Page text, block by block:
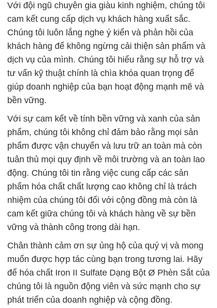
Với đội ngũ chuyên gia giàu kinh nghiệm, chúng tôi
cam kết cung cấp dịch vụ khách hàng xuất sắc.
Chúng tôi luôn lắng nghe ý kiến và phản hồi của
khách hàng để không ngừng cải thiện sản phẩm và
dịch vụ của mình. Chúng tôi hiểu rằng sự hỗ trợ và
tư vấn kỹ thuật chính là chìa khóa quan trọng để
giúp doanh nghiệp của bạn hoạt động mạnh mẽ và
bền vững.
Với sự cam kết về tính bền vững và xanh của sản
phẩm, chúng tôi không chỉ đảm bảo rằng mọi sản
phẩm được vận chuyển và lưu trữ an toàn mà còn
tuân thủ mọi quy định về môi trường và an toàn lao
động. Chúng tôi tin rằng việc cung cấp các sản
phẩm hóa chất chất lượng cao không chỉ là trách
nhiệm của chúng tôi đối với cộng đồng mà còn là
cam kết giữa chúng tôi và khách hàng về sự bền
vững và thành công trong dài hạn.
Chân thành cảm ơn sự ủng hộ của quý vị và mong
muốn được hợp tác cùng bạn trong tương lai. Hãy
để hóa chất Iron II Sulfate Dạng Bột Ø Phèn Sắt của
chúng tôi là nguồn động viên và sức mạnh cho sự
phát triển của doanh nghiệp và cộng đồng.